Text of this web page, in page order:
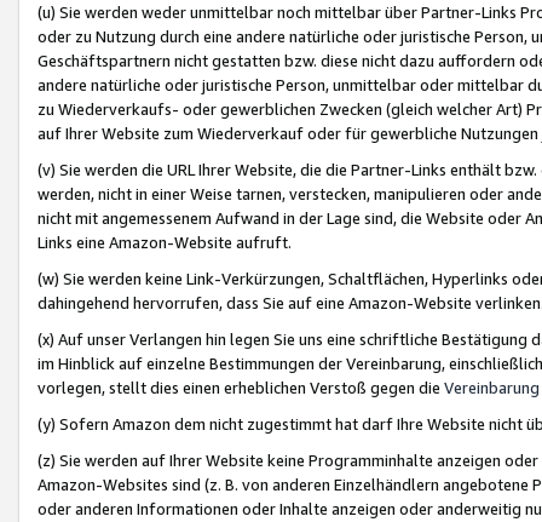
(u) Sie werden weder unmittelbar noch mittelbar über Partner-Links
oder zu Nutzung durch eine andere natürliche oder juristische
Geschäftspartnern nicht gestatten bzw. diese nicht dazu auffordern
andere natürliche oder juristische Person, unmittelbar oder mittelbar
zu Wiederverkaufs- oder gewerblichen Zwecken (gleich welcher Art)
auf Ihrer Website zum Wiederverkauf oder für gewerbliche
(v) Sie werden die URL Ihrer Website, die die Partner-Links enthält
werden, nicht in einer Weise tarnen, verstecken, manipulieren oder
nicht mit angemessenem Aufwand in der Lage sind, die Website oder
Links eine Amazon-Website aufruft.
(w) Sie werden keine Link-Verkürzungen, Schaltflächen, Hyperlinks
dahingehend hervorrufen, dass Sie auf eine Amazon-Website
(x) Auf unser Verlangen hin legen Sie uns eine schriftliche
im Hinblick auf einzelne Bestimmungen der Vereinbarung,
vorlegen, stellt dies einen erheblichen Verstoß gegen die Vereinbarung
(y) Sofern Amazon dem nicht zugestimmt hat darf Ihre Website nicht
(z) Sie werden auf Ihrer Website keine Programminhalte anzeigen
Amazon-Websites sind (z. B. von anderen Einzelhändlern
oder anderen Informationen oder Inhalte anzeigen oder anderweitig